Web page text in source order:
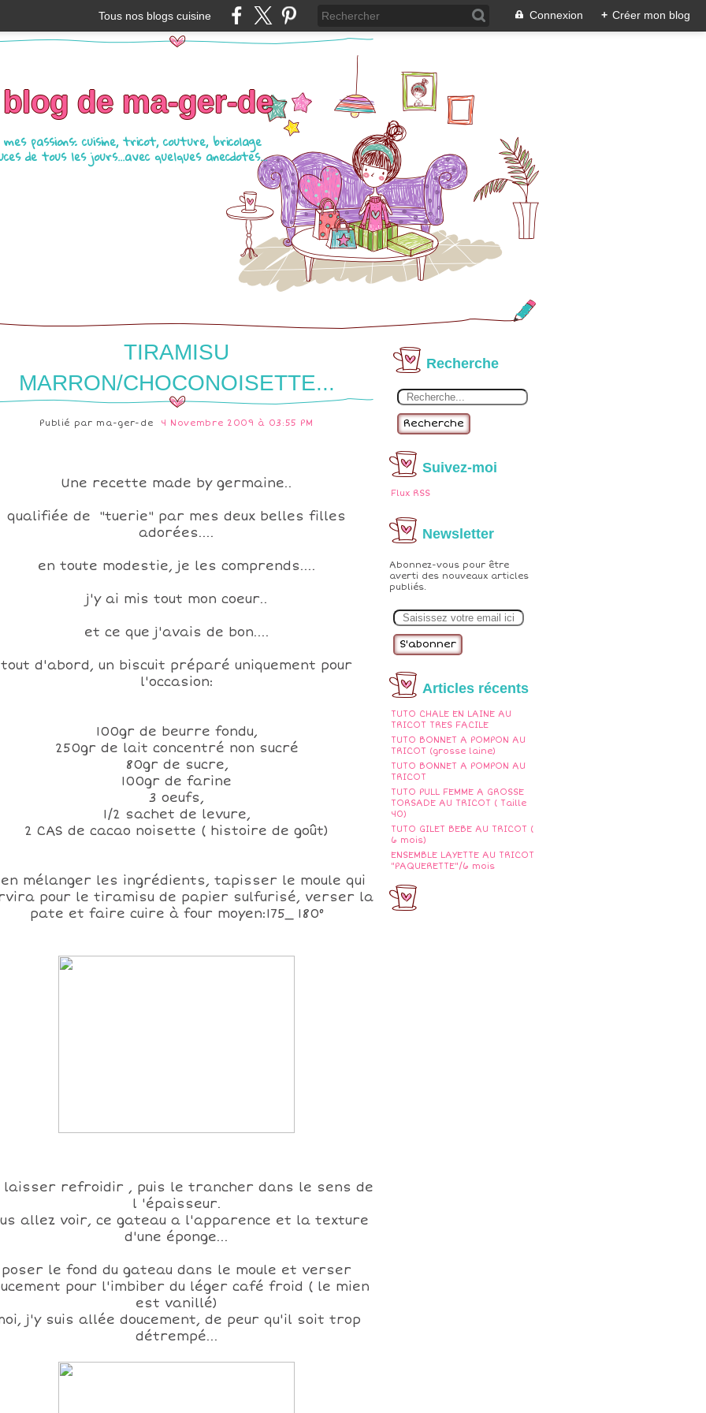
Tous nos blogs cuisine Connexion + Créer mon blog
de ma-ger-de
passions: cuisine, tricot, couture, bricolage
de tous les jours...avec quelques anecdotes...
Recherche
Recherche
Suivez-moi
Flux RSS
Newsletter
Abonnez-vous pour être
averti des nouveaux articles
publiés.
m
Articles récents
TUTO CHALE EN LAINE AU
TRICOT TRES FACILE
TUTO BONNET A POMPON AU
TRICOT (grosse laine)
TUTO BONNET A POMPON AU
TRICOT
TUTO PULL FEMME A GROSSE
TORSADE AU TRICOT ( Taille
40)
TUTO GILET BEBE AU TRICOT (
6 mois)
ENSEMBLE LAYETTE AU TRICOT
"PAQUERETTE"/6 mois
TIRAMISU
MARRON/CHOCONOISETTE...
Publié par ma-ger-de 4 Novembre 2009 à 03:55 PM
Une recette made by germaine..
qualifiée de "tuerie" par mes deux belles filles
adorées....
en toute modestie, je les comprends....
j'y ai mis tout mon coeur..
et ce que j'avais de bon....
tout d'abord, un biscuit préparé uniquement pour
l'occasion:
100gr de beurre fondu,
250gr de lait concentré non sucré
80gr de sucre,
100gr de farine
3 oeufs,
1/2 sachet de levure,
2 CAS de cacao noisette ( histoire de goût)
mélanger les ingrédients, tapisser le moule qui
pour le tiramisu de papier sulfurisé, verser la
pate et faire cuire à four moyen:175_ 180°
laisser refroidir , puis le trancher dans le sens de
l 'épaisseur.
allez voir, ce gateau a l'apparence et la texture
d'une éponge...
poser le fond du gateau dans le moule et verser
pour l'imbiber du léger café froid ( le mien
est vanillé)
j'y suis allée doucement, de peur qu'il soit trop
détrempé...